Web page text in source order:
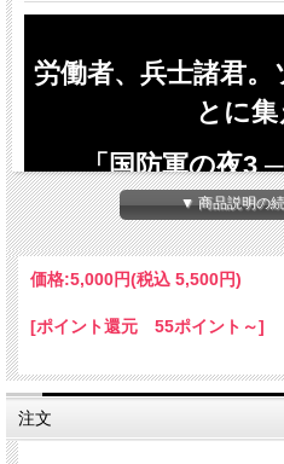
労働者、兵士諸君
とに集
「国防軍の夜3
▼ 商品説明の
価格:5,000円(税込 5,500円)
[ポイント還元 55ポイント～]
注文